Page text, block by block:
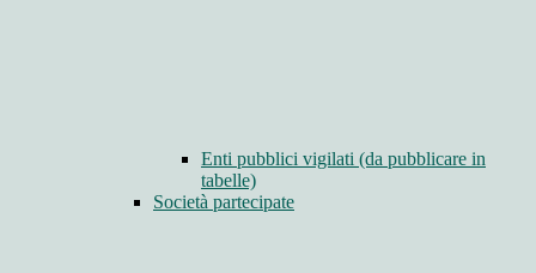
Enti pubblici vigilati (da pubblicare in
tabelle)
Società partecipate